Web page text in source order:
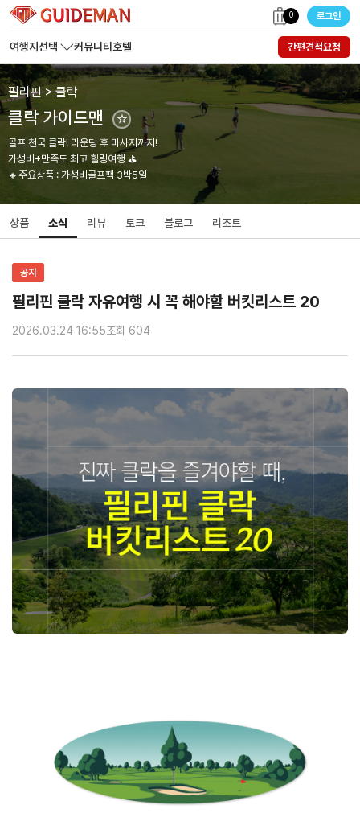
0 로그인
여행지선택 커뮤니티 호텔 간편견적요청
필리핀 > 클락
클락 가이드맨 ☆
골프 천국 클락! 라운딩 후 마사지까지!
가성비+만족도 최고 힐링여행 ⛳
🔸주요상품 : 가성비골프팩 3박5일
상품 소식 리뷰 토크 블로그 리조트
공지
필리핀 클락 자유여행 시 꼭 해야할 버킷리스트 20
2026.03.24 16:55조회 604